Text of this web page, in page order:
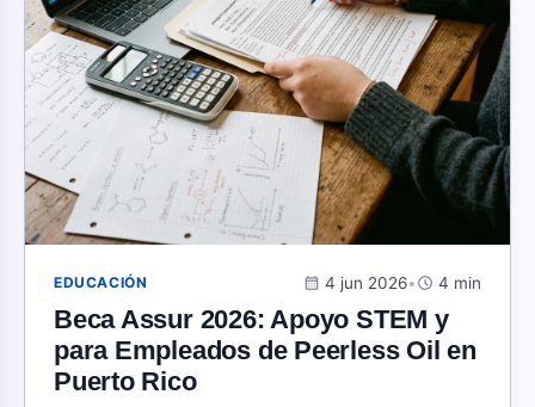
EDUCACIÓN calendar_month 4 jun 2026•schedule 4 min
Beca Assur 2026: Apoyo STEM y
para Empleados de Peerless Oil en
Puerto Rico